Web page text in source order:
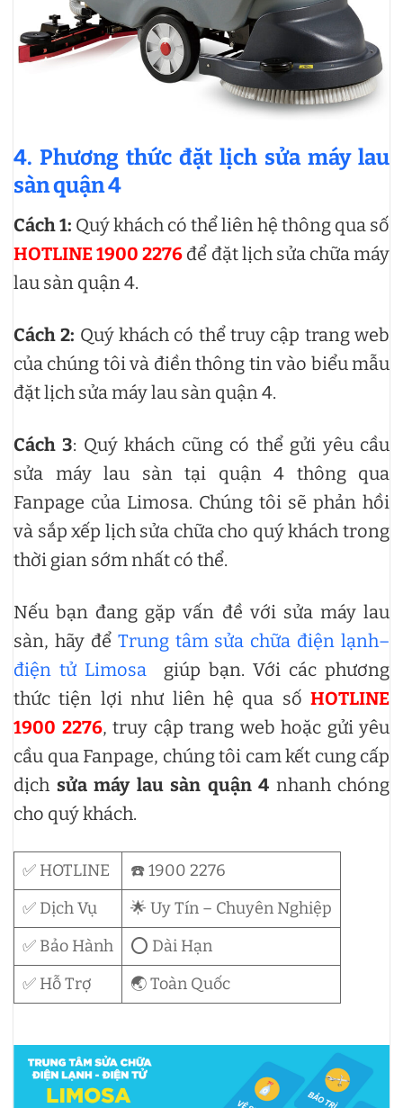
4. Phương thức đặt lịch sửa máy lau
sàn quận 4
Cách 1: Quý khách có thể liên hệ thông qua số
HOTLINE 1900 2276 để đặt lịch sửa chữa máy
lau sàn quận 4.
Cách 2: Quý khách có thể truy cập trang web
của chúng tôi và điền thông tin vào biểu mẫu
đặt lịch sửa máy lau sàn quận 4.
Cách 3: Quý khách cũng có thể gửi yêu cầu
sửa máy lau sàn tại quận 4 thông qua
Fanpage của Limosa. Chúng tôi sẽ phản hồi
và sắp xếp lịch sửa chữa cho quý khách trong
thời gian sớm nhất có thể.
Nếu bạn đang gặp vấn đề với sửa máy lau
sàn, hãy để Trung tâm sửa chữa điện lạnh–
điện tử Limosa giúp bạn. Với các phương
thức tiện lợi như liên hệ qua số HOTLINE
1900 2276, truy cập trang web hoặc gửi yêu
cầu qua Fanpage, chúng tôi cam kết cung cấp
dịch sửa máy lau sàn quận 4 nhanh chóng
cho quý khách.
✅ HOTLINE
☎️ 1900 2276
✅ Dịch Vụ
🌟 Uy Tín – Chuyên Nghiệp
✅ Bảo Hành
⭕ Dài Hạn
✅ Hỗ Trợ
🌏 Toàn Quốc